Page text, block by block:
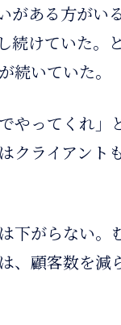
がある方がい
続けていた。
続いていた。
やってくれ」
クライアント
下がらない。
、顧客数を